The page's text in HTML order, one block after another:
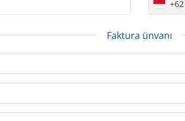
+62
Faktura ünvanı